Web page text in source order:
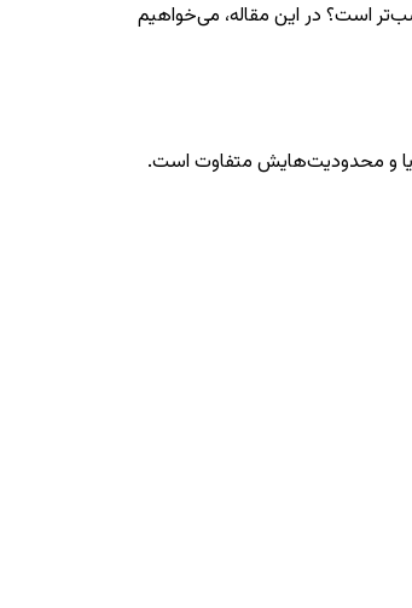
است؟ در این مقاله، می‌خواهیم
و محدودیت‌هایش متفاوت است.